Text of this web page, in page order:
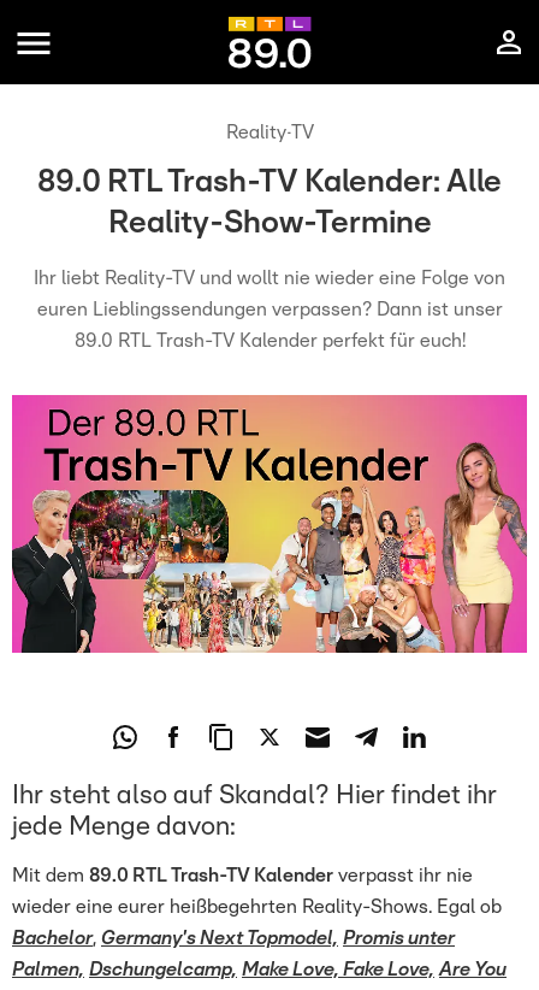
Reality-TV
89.0 RTL Trash-TV Kalender: Alle
Reality-Show-Termine
Ihr liebt Reality-TV und wollt nie wieder eine Folge von
euren Lieblingssendungen verpassen? Dann ist unser
89.0 RTL Trash-TV Kalender perfekt für euch!
Ihr steht also auf Skandal? Hier findet ihr
jede Menge davon:
Mit dem 89.0 RTL Trash-TV Kalender verpasst ihr nie
wieder eine eurer heißbegehrten Reality-Shows. Egal ob
Bachelor, Germany's Next Topmodel, Promis unter
Palmen, Dschungelcamp, Make Love, Fake Love, Are You